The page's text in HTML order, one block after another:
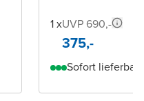
1 xUVP 690,-
375,-
Sofort lieferbar